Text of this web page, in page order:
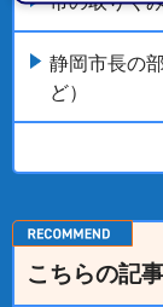
静岡市長の
ど）
こちらの記